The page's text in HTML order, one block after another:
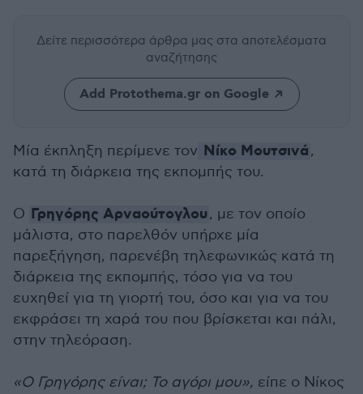
Δείτε περισσότερα άρθρα μας στα αποτελέσματα
αναζήτησης
Add Protothema.gr on Google
Μία έκπληξη περίμενε τον Νίκο Μουτσινά,
κατά τη διάρκεια της εκπομπής του.
Ο Γρηγόρης Αρναούτογλου, με τον οποίο
μάλιστα, στο παρελθόν υπήρχε μία
παρεξήγηση, παρενέβη τηλεφωνικώς κατά τη
διάρκεια της εκπομπής, τόσο για να του
ευχηθεί για τη γιορτή του, όσο και για να του
εκφράσει τη χαρά του που βρίσκεται και πάλι,
στην τηλεόραση.
«Ο Γρηγόρης είναι; Το αγόρι μου», είπε ο Νίκος